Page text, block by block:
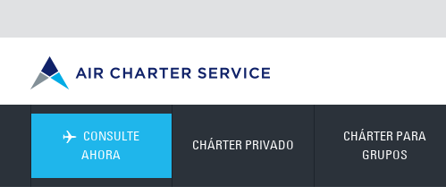
CONSULTE
AHORA
CHÁRTER PRIVADO
CHÁRTER PARA
GRUPOS